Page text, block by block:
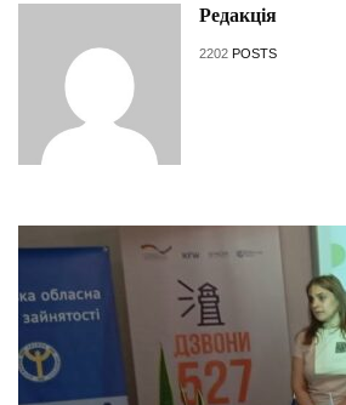
Редакція
2202 POSTS